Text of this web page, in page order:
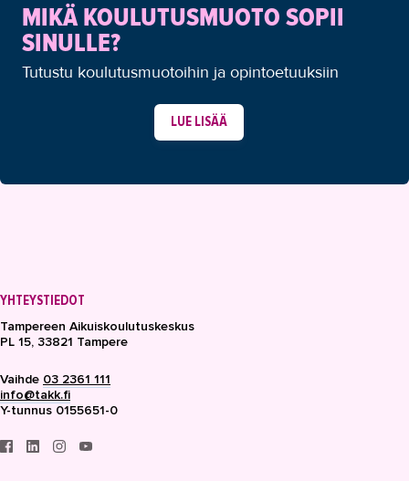
MIKÄ KOULUTUSMUOTO SOPII
SINULLE?
Tutustu koulutusmuotoihin ja opintoetuuksiin
LUE LISÄÄ
YHTEYSTIEDOT
Tampereen Aikuiskoulutuskeskus
PL 15, 33821 Tampere
Vaihde 03 2361 111
info@takk.fi
Y-tunnus 0155651-0